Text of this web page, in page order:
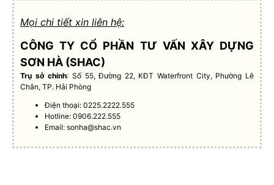
Mọi chi tiết xin liên hệ:
CÔNG TY CỔ PHẦN TƯ VẤN XÂY DỰNG
SƠN HÀ (SHAC)
Trụ sở chính: Số 55, Đường 22, KĐT Waterfront City, Phường Lê
Chân, TP. Hải Phòng
Điện thoại: 0225.2222.555
Hotline: 0906.222.555
Email:sonha@shac.vn